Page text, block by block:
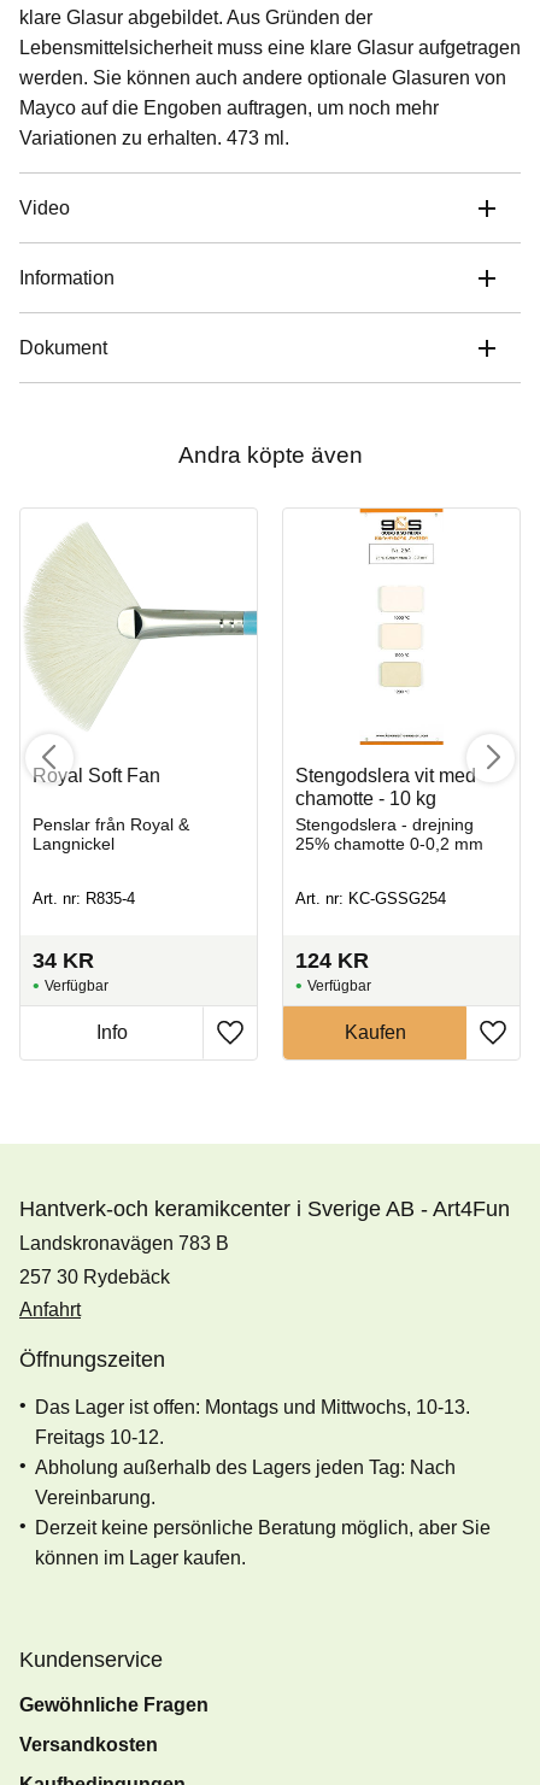
klare Glasur abgebildet. Aus Gründen der
Lebensmittelsicherheit muss eine klare Glasur aufgetragen
werden. Sie können auch andere optionale Glasuren von
Mayco auf die Engoben auftragen, um noch mehr
Variationen zu erhalten. 473 ml.
Video
Information
Dokument
Andra köpte även
Royal Soft Fan
Penslar från Royal &
Langnickel
Art. nr: R835-4
34 KR
Stengodslera vit med
chamotte - 10 kg
Stengodslera - drejning
25% chamotte 0-0,2 mm
Art. nr: KC-GSSG254
124 KR
Hantverk-och keramikcenter i Sverige AB - Art4Fun
Landskronavägen 783 B
257 30 Rydebäck
Anfahrt
Öffnungszeiten
Das Lager ist offen: Montags und Mittwochs, 10-13.
Freitags 10-12.
Abholung außerhalb des Lagers jeden Tag: Nach
Vereinbarung.
Derzeit keine persönliche Beratung möglich, aber Sie
können im Lager kaufen.
Kundenservice
Gewöhnliche Fragen
Versandkosten